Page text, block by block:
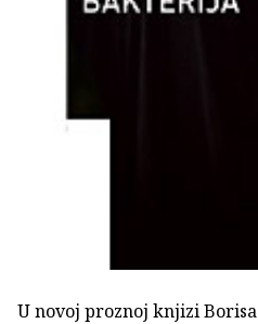
U novoj proznoj knjizi